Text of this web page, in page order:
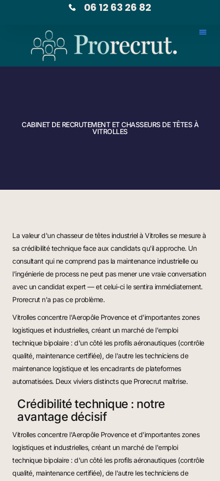
06 12 63 26 82
CABINET DE RECRUTEMENT ET CHASSEURS DE TÊTES À
VITROLLES
La valeur d'un chasseur de têtes industriel à Vitrolles se mesure à
sa crédibilité technique face aux candidats qu'il approche. Un
consultant qui ne comprend pas la maintenance industrielle ou
l'ingénierie de process ne peut pas mener une vraie conversation
avec un candidat expert — et celui-ci le sentira immédiatement.
Prorecrut n'a pas ce problème.
Vitrolles concentre l'Aeropôle Provence et d'importantes zones
logistiques et industrielles, créant un marché de l'emploi
technique bipolaire : d'un côté les profils aéronautiques (contrôle
qualité, maintenance certifiée), de l'autre les techniciens de
maintenance logistique et les encadrants de plateformes
automatisées. Deux viviers distincts que Prorecrut maîtrise.
Crédibilité technique : notre
avantage décisif
Vitrolles concentre l'Aeropôle Provence et d'importantes zones
logistiques et industrielles, créant un marché de l'emploi
technique bipolaire : d'un côté les profils aéronautiques (contrôle
qualité, maintenance certifiée), de l'autre les techniciens de